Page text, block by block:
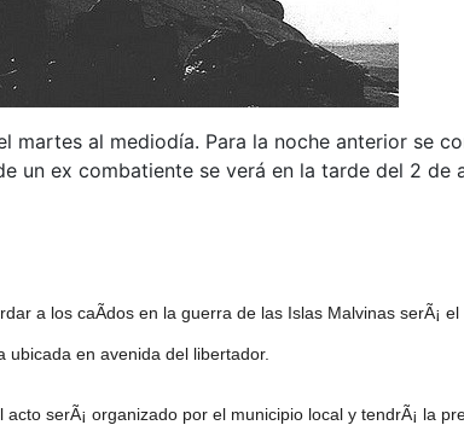
martes al mediodía. Para la noche anterior se
un ex combatiente se verá en la tarde del 2 de
a los caÃ­dos en la guerra de las Islas Malvinas serÃ¡
ubicada en avenida del libertador.
acto serÃ¡ organizado por el municipio local y tendrÃ¡ la